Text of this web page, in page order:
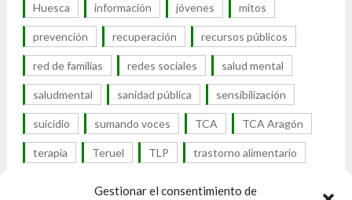
Gestionar el consentimiento de
Huesca información jóvenes mitos
prevención recuperación recursos públicos
red de familias redes sociales salud mental
saludmental sanidad pública sensibilización
suicidio sumando voces TCA TCA Aragón
terapia Teruel TLP trastorno alimentario